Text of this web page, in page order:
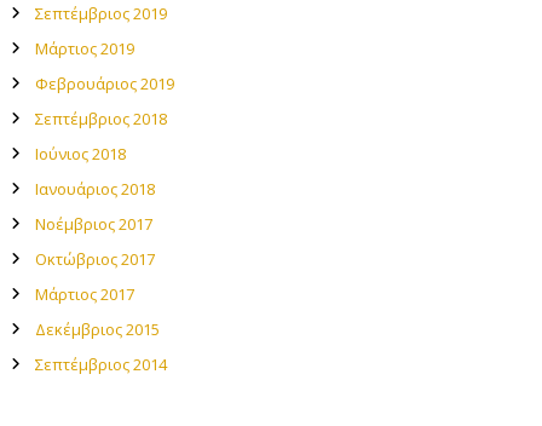
Σεπτέμβριος 2019
Μάρτιος 2019
Φεβρουάριος 2019
Σεπτέμβριος 2018
Ιούνιος 2018
Ιανουάριος 2018
Νοέμβριος 2017
Οκτώβριος 2017
Μάρτιος 2017
Δεκέμβριος 2015
Σεπτέμβριος 2014